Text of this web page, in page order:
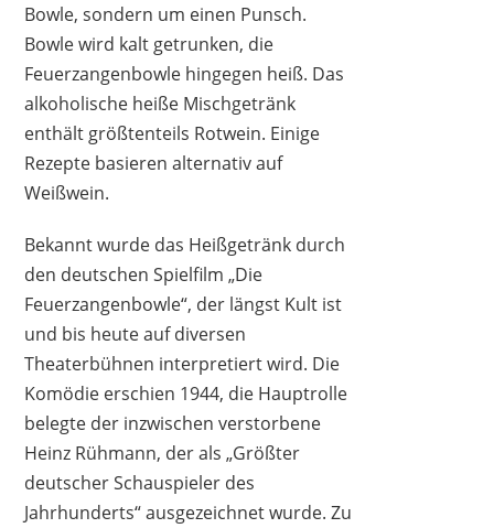
189,00 € *
COPPER GARDEN
198,00 €*
Bowle, sondern um einen Punsch.
Bowle wird kalt getrunken, die
Feuerzangenbowle hingegen heiß. Das
alkoholische heiße Mischgetränk
enthält größtenteils Rotwein. Einige
Rezepte basieren alternativ auf
Weißwein.
Bekannt wurde das Heißgetränk durch
den deutschen Spielfilm „Die
Feuerzangenbowle“, der längst Kult ist
und bis heute auf diversen
Theaterbühnen interpretiert wird. Die
Komödie erschien 1944, die Hauptrolle
belegte der inzwischen verstorbene
Heinz Rühmann, der als „Größter
deutscher Schauspieler des
Jahrhunderts“ ausgezeichnet wurde. Zu